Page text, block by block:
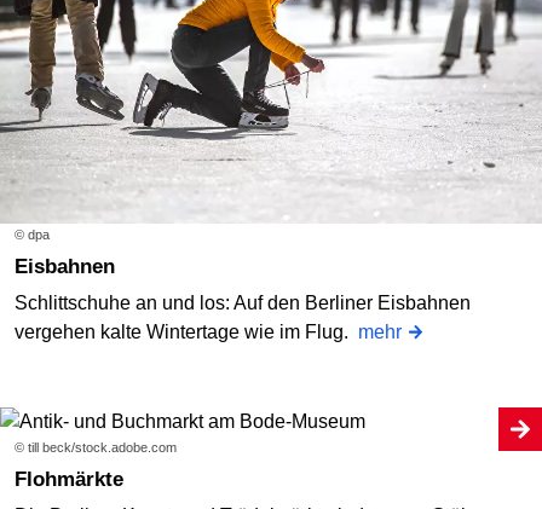
© dpa
Eisbahnen
Schlittschuhe an und los: Auf den Berliner Eisbahnen
vergehen kalte Wintertage wie im Flug. mehr
© till beck/stock.adobe.com
Flohmärkte